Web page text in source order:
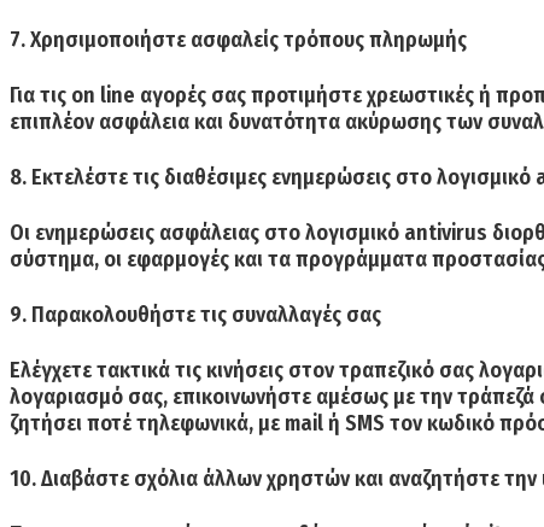
7. Χρησιμοποιήστε ασφαλείς τρόπους πληρωμής
Για τις on line αγορές σας προτιμήστε χρεωστικές ή
επιπλέον ασφάλεια και δυνατότητα ακύρωσης των
8. Εκτελέστε τις διαθέσιμες ενημερώσεις στο λογισμικό
Οι ενημερώσεις ασφάλειας στο λογισμικό antivirus
σύστημα, οι εφαρμογές και τα προγράμματα προστασίας
9. Παρακολουθήστε τις συναλλαγές σας
Ελέγχετε τακτικά τις κινήσεις στον τραπεζικό σας
λογαριασμό σας, επικοινωνήστε αμέσως με την
ζητήσει ποτέ τηλεφωνικά, με mail ή SMS τον κωδικό
10. Διαβάστε σχόλια άλλων χρηστών και αναζητήστε την